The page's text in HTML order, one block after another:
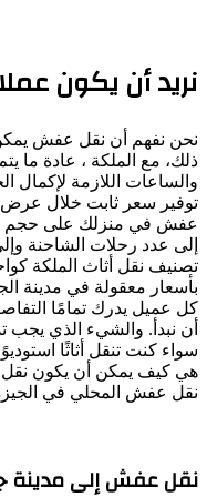
نريد أن يكون
نحن نفهم أن نقل عفش يمكن
ذلك، مع الملكة ، عادة ما
والساعات اللازمة لإكمال
توفير سعر ثابت خلال عرض
عفش في منزلك على حجم
إلى عدد رحلات الشاحنة
تصنيف نقل أثاث الملكة
بأسعار معقولة في مدينة
كل عميل يدرك تمامًا
أن نبدأ. والشيء الذي
سواء كنت تنقل أثاثًا
هي كيف يمكن أن يكون نقل
نقل عفش المحلي في الجيزة
نقل عفش إلى مدينة